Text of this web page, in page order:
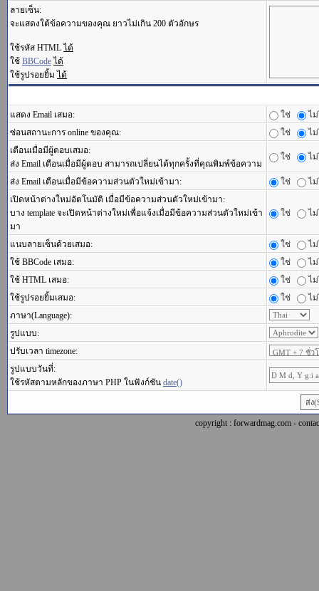
ลายเซ็น:
จะแสดงใต้ข้อความของคุณ ยาวไม่เกิน 200 ตัวอักษร
ใช้รหัส HTML ได้
ใช้ BBCode ได้
ใช้รูปรอยยิ้ม ได้
แสดง Email เสมอ: ใช่
ไ
ซ่อนสถานะการ online ของคุณ:
ใช่
ไ
เตือนเมื่อมีผู้ตอบเสมอ:
ส่ง Email เตือนเมื่อมีผู้ตอบ สามารถเปลี่ยนได้ทุกครั้งที่คุณพิมพ์ข้อความ
ใช่ ไ
ส่ง Email เตือนเมื่อมีข้อความส่วนตัวใหม่เข้ามา: ใช่
ไ
เปิดหน้าต่างใหม่อัตโนมัติ เมื่อมีข้อความส่วนตัวใหม่เข้ามา:
บาง template จะเปิดหน้าต่างใหม่เพื่อแจ้งเมื่อมีข้อความส่วนตัวใหม่เข้า
มา
ใช่ ไ
แนบลายเซ็นด้วยเสมอ: ใช่
ไ
ใช้ BBCode เสมอ:
ใช่
ไ
ใช้ HTML เสมอ:
ใช่
ไ
ใช้รูปรอยยิ้มเสมอ:
ใช่
ไ
ภาษา(Language):
รูปแบบ:
ปรับเวลา timezone:
รูปแบบวันที่:
ใช้รหัสตามหลักของภาษา PHP ในฟังก์ชัน date()
copyright : forwardmag.com -